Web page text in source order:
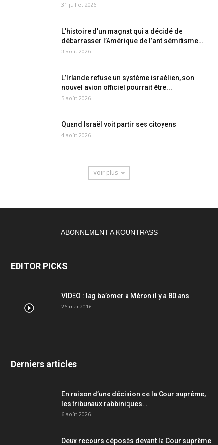
31 juillet 2026
L’histoire d’un magnat qui a décidé de
débarrasser l’Amérique de l’antisémitisme...
3 août 2026
L’Irlande refuse un système israélien, son
nouvel avion officiel pourrait être...
5 août 2026
Quand Israël voit partir ses citoyens
4 août 2026
Voir plus
ABONNEMENT A KOUNTRASS
EDITOR PICKS
VIDEO : lag ba’omer à Méron il y a 80 ans
26 mai 2016
Derniers articles
En raison d’une décision de la Cour suprême,
les tribunaux rabbiniques...
6 août 2026
Deux recours déposés devant la Cour suprême